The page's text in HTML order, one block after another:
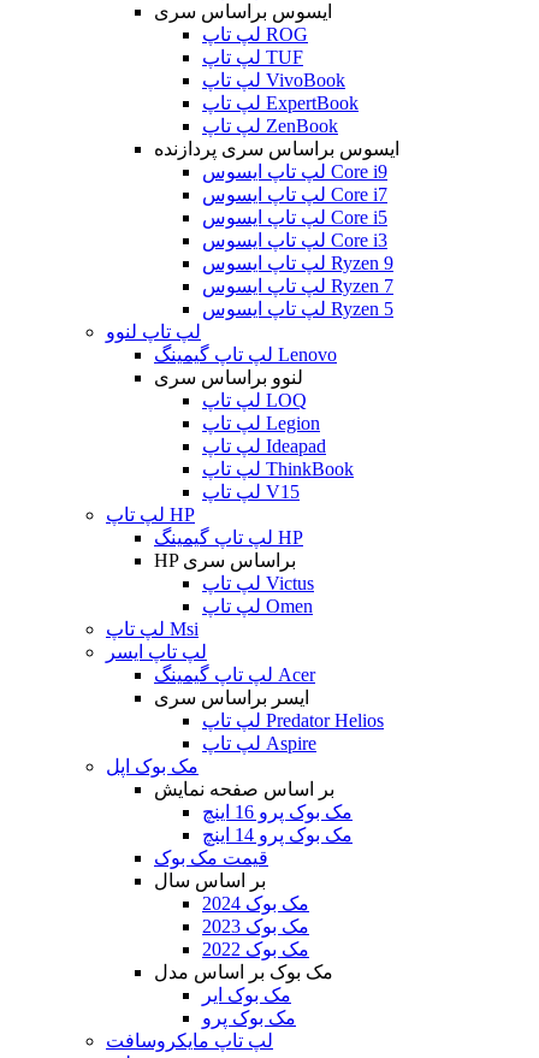
ایسوس براساس سری
لپ تاپ ROG
لپ تاپ TUF
لپ تاپ VivoBook
لپ تاپ ExpertBook
لپ تاپ ZenBook
ایسوس براساس سری پردازنده
لپ تاپ ایسوس Core i9
لپ تاپ ایسوس Core i7
لپ تاپ ایسوس Core i5
لپ تاپ ایسوس Core i3
لپ تاپ ایسوس Ryzen 9
لپ تاپ ایسوس Ryzen 7
لپ تاپ ایسوس Ryzen 5
لپ تاپ لنوو
لپ تاپ گیمینگ Lenovo
لنوو براساس سری
لپ تاپ LOQ
لپ تاپ Legion
لپ تاپ Ideapad
لپ تاپ ThinkBook
لپ تاپ V15
لپ تاپ HP
لپ تاپ گیمینگ HP
HP براساس سری
لپ تاپ Victus
لپ تاپ Omen
لپ تاپ Msi
لپ تاپ ایسر
لپ تاپ گیمینگ Acer
ایسر براساس سری
لپ تاپ Predator Helios
لپ تاپ Aspire
مک بوک اپل
بر اساس صفحه نمایش
مک بوک پرو 16 اینچ
مک بوک پرو 14 اینچ
قیمت مک بوک
بر اساس سال
مک بوک 2024
مک بوک 2023
مک بوک 2022
مک بوک بر اساس مدل
مک بوک ایر
مک بوک پرو
لپ تاپ مایکروسافت